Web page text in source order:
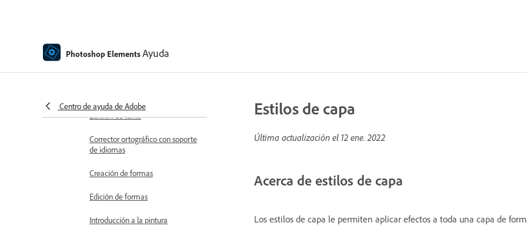
Photoshop ElementsAyuda
Centro de ayuda de Adobe
Moviendo fotos
Edición de texto
Corrector ortográfico con soporte
de idiomas
Creación de formas
Edición de formas
Introducción a la pintura
Estilos de capa
Última actualización el 12 ene. 2022
Acerca de estilos de capa
Los estilos de capa le permiten aplicar efectos a toda una capa de